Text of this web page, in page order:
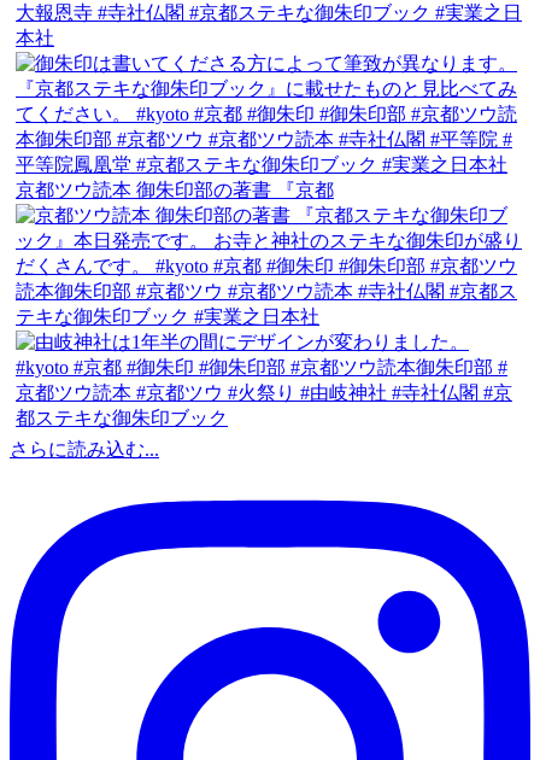
京都ツウ読本 御朱印部の著書 『京都
さらに読み込む...